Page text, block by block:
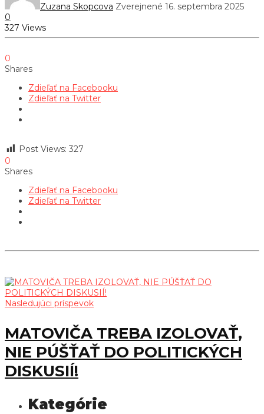
Zuzana Skopcova Zverejnené 16. septembra 2025
0
327 Views
0
Shares
Zdieľať na Facebooku
Zdieľať na Twitter
Post Views: 327
0
Shares
Zdieľať na Facebooku
Zdieľať na Twitter
Nasledujúci príspevok
MATOVIČA TREBA IZOLOVAŤ,
NIE PÚŠŤAŤ DO POLITICKÝCH
DISKUSIÍ!